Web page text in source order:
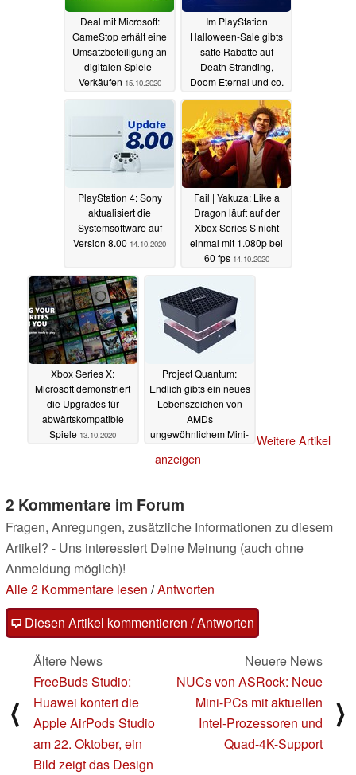
Deal mit Microsoft:
GameStop erhält eine
Umsatzbeteiligung an
digitalen Spiele-
Verkäufen 15.10.2020
Im PlayStation
Halloween-Sale gibts
satte Rabatte auf
Death Stranding,
Doom Eternal und co.
14.10.2020
PlayStation 4: Sony
aktualisiert die
Systemsoftware auf
Version 8.00 14.10.2020
Fail | Yakuza: Like a
Dragon läuft auf der
Xbox Series S nicht
einmal mit 1.080p bei
60 fps 14.10.2020
Xbox Series X:
Microsoft demonstriert
die Upgrades für
abwärtskompatible
Spiele 13.10.2020
Project Quantum:
Endlich gibts ein neues
Lebenszeichen von
AMDs
ungewöhnlichem Mini- Weitere Artikel
anzeigen
2 Kommentare im Forum
Fragen, Anregungen, zusätzliche Informationen zu diesem
Artikel? - Uns interessiert Deine Meinung (auch ohne
Anmeldung möglich)!
Alle 2 Kommentare lesen /Antworten
Diesen Artikel kommentieren / Antworten
⟨
Ältere News
FreeBuds Studio:
Huawei kontert die
Apple AirPods Studio
am 22. Oktober, ein
Bild zeigt das Design
Neuere News
NUCs von ASRock: Neue
Mini-PCs mit aktuellen
Intel-Prozessoren und
Quad-4K-Support
⟩